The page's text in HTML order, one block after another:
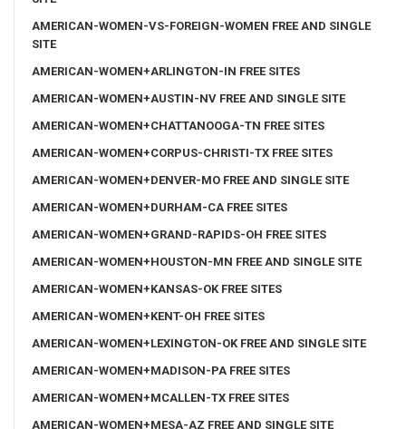
AMERICAN-WOMEN-VS-FOREIGN-WOMEN FREE AND SINGLE
SITE
AMERICAN-WOMEN+ARLINGTON-IN FREE SITES
AMERICAN-WOMEN+AUSTIN-NV FREE AND SINGLE SITE
AMERICAN-WOMEN+CHATTANOOGA-TN FREE SITES
AMERICAN-WOMEN+CORPUS-CHRISTI-TX FREE SITES
AMERICAN-WOMEN+DENVER-MO FREE AND SINGLE SITE
AMERICAN-WOMEN+DURHAM-CA FREE SITES
AMERICAN-WOMEN+GRAND-RAPIDS-OH FREE SITES
AMERICAN-WOMEN+HOUSTON-MN FREE AND SINGLE SITE
AMERICAN-WOMEN+KANSAS-OK FREE SITES
AMERICAN-WOMEN+KENT-OH FREE SITES
AMERICAN-WOMEN+LEXINGTON-OK FREE AND SINGLE SITE
AMERICAN-WOMEN+MADISON-PA FREE SITES
AMERICAN-WOMEN+MCALLEN-TX FREE SITES
AMERICAN-WOMEN+MESA-AZ FREE AND SINGLE SITE